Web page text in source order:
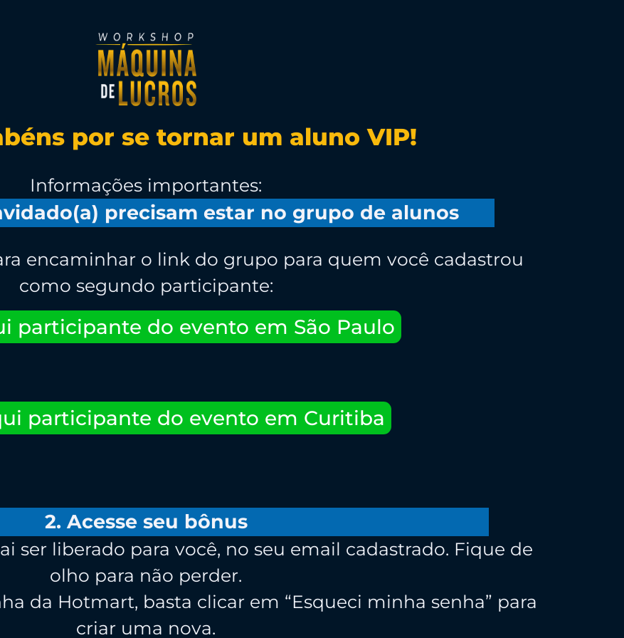
por se tornar um aluno VIP!
Informações importantes:
precisam estar no grupo de alunos
encaminhar o link do grupo para quem você cadastrou
como segundo participante:
participante do evento em São Paulo
participante do evento em Curitiba
2. Acesse seu bônus
ser liberado para você, no seu email cadastrado. Fique de
olho para não perder.
da Hotmart, basta clicar em “Esqueci minha senha” para
criar uma nova.